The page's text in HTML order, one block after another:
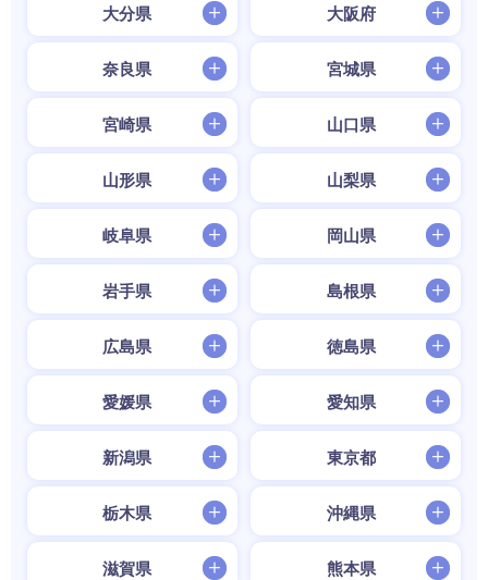
大分県 大阪府
奈良県 宮城県
宮崎県 山口県
山形県 山梨県
岐阜県 岡山県
岩手県 島根県
広島県 徳島県
愛媛県 愛知県
新潟県 東京都
栃木県 沖縄県
滋賀県 熊本県